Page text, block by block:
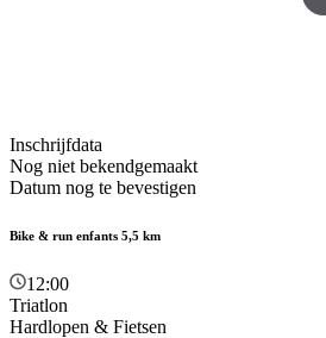
Inschrijfdata
Nog niet bekendgemaakt
Datum nog te bevestigen
Bike & run enfants 5,5 km
12:00
Triatlon
Hardlopen & Fietsen